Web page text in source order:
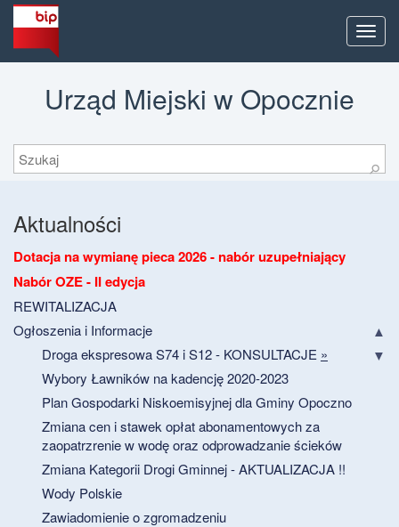
Menu
Urząd Miejski w Opocznie
Szukaj
⚲
Aktualności
Dotacja na wymianę pieca 2026 - nabór uzupełniający
Nabór OZE - II edycja
REWITALIZACJA
Ogłoszenia i Informacje
Droga ekspresowa S74 i S12 - KONSULTACJE »
Wybory Ławników na kadencję 2020-2023
Plan Gospodarki Niskoemisyjnej dla Gminy Opoczno
Zmiana cen i stawek opłat abonamentowych za
zaopatrzrenie w wodę oraz odprowadzanie ścieków
Zmiana Kategorii Drogi Gminnej - AKTUALIZACJA !!
Wody Polskie
Zawiadomienie o zgromadzeniu